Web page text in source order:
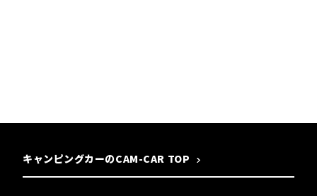
キャンピングカーのCAM-CAR TOP